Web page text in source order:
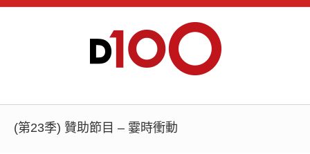
(第23季) 贊助節目 – 霎時衝動